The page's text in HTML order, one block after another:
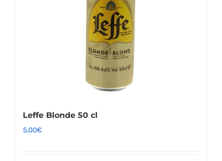
Leffe Blonde 50 cl
5,00€